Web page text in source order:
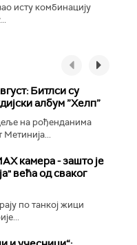
исту комбинацију
Битлси су
албум ”Хелп”
на рођенданима
камера - зашто је
већа од сваког
по танкој жици